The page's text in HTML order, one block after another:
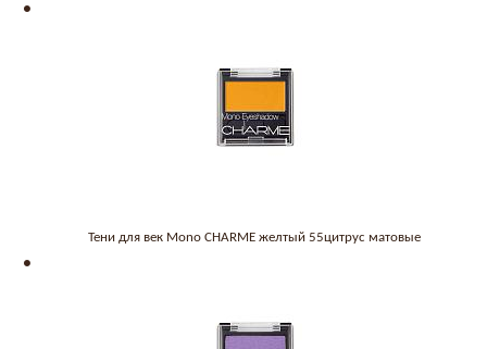
Тени для век Mono CHARME желтый 55цитрус матовые